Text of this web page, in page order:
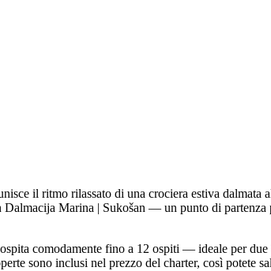
il ritmo rilassato di una crociera estiva
Marina | Sukošan — un punto di partenza
comodamente fino a 12 ospiti — ideale per
sono inclusi nel prezzo del charter, così potete